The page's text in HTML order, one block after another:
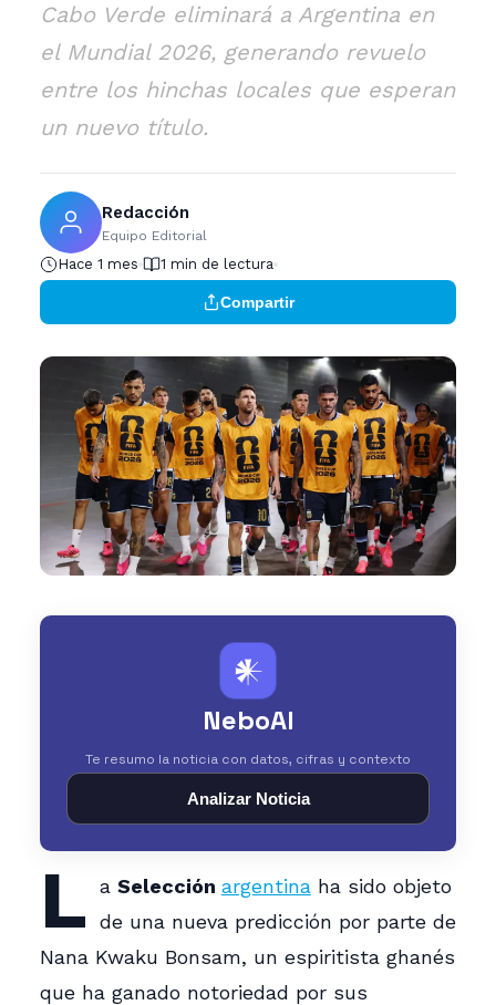
Cabo Verde eliminará a Argentina en
el Mundial 2026, generando revuelo
entre los hinchas locales que esperan
un nuevo título.
Redacción
Equipo Editorial
Hace 1 mes 1 min de lectura
Compartir
𒀭
NeboAI
Te resumo la noticia con datos, cifras y contexto
Analizar Noticia
L a Selección argentinaha sido objeto
de una nueva predicción por parte de
Nana Kwaku Bonsam, un espiritista ghanés
que ha ganado notoriedad por sus